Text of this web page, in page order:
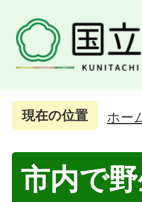
現在の位置 ホー
市内で